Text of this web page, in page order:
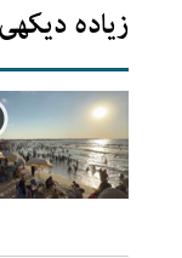
زیادہ